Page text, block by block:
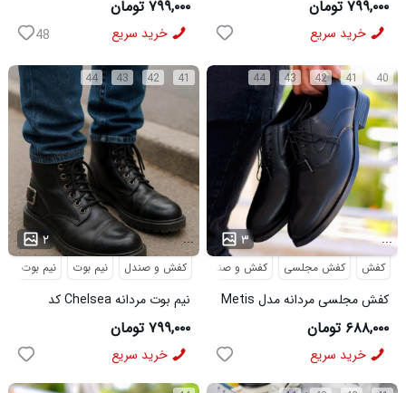
۷۹۹,۰۰۰ تومان
خرید سریع 48
۷۹۹,۰۰۰ تومان
خرید سریع
41
42
43
44
۲ ...
کفش و صندل نیم بوت نیم بوت
نیم بوت مردانه Chelsea کد
6413
۷۹۹,۰۰۰ تومان
خرید سریع
40
41
42
43
44
۳ ...
کفش کفش مجلسی کفش و صندل
کفش مجلسی مردانه مدل Metis
کد 6328
۶۸۸,۰۰۰ تومان
خرید سریع